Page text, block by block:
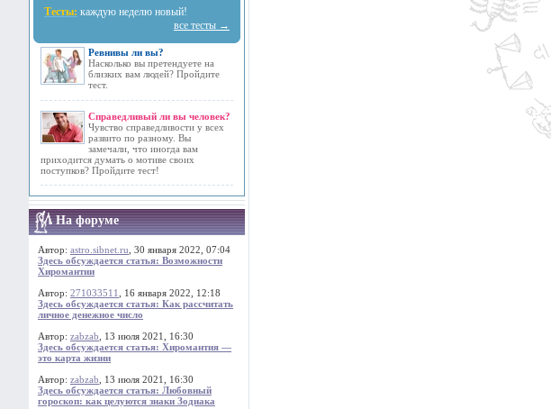
Тесты: каждую неделю новый!
все тесты →
Ревнивы ли вы?
Насколько вы претендуете на
близких вам людей? Пройдите
тест.
Справедливый ли вы человек?
Чувство справедливости у всех
развито по разному. Вы
замечали, что иногда вам
приходится думать о мотиве своих
поступков? Пройдите тест!
На форуме
Автор: astro.sibnet.ru , 30 января 2022, 07:04
Здесь обсуждается статья: Возможности
Хиромантии
Автор: 271033511
, 16 января 2022, 12:18
Здесь обсуждается статья: Как рассчитать
личное денежное число
Автор: zabzab , 13 июля 2021, 16:30
Здесь обсуждается статья: Хиромантия —
это карта жизни
Автор: zabzab , 13 июля 2021, 16:30
Здесь обсуждается статья: Любовный
гороскоп: как целуются знаки Зодиака